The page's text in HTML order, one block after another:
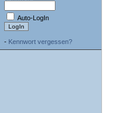
Auto-LogIn
- Kennwort vergessen?